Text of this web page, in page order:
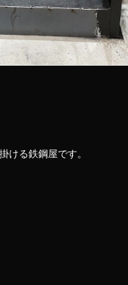
ける鉄鋼屋です。